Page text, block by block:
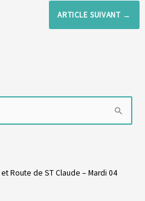
ARTICLE SUIVANT →
Route de ST Claude – Mardi 04